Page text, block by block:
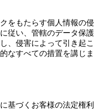
をもたらす個人情報の侵
従い、管轄のデータ保護
、侵害によって引き起こ
なすべての措置を講じま
基づくお客様の法定権利